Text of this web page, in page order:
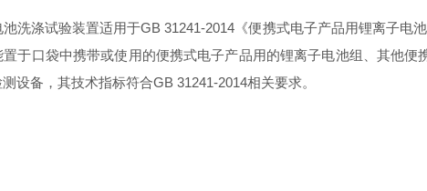
洗涤试验装置适用于GB 31241-2014《便携式电子产品用锂离子
于口袋中携带或使用的便携式电子产品用的锂离子电池组、其他
设备，其技术指标符合GB 31241-2014相关要求。